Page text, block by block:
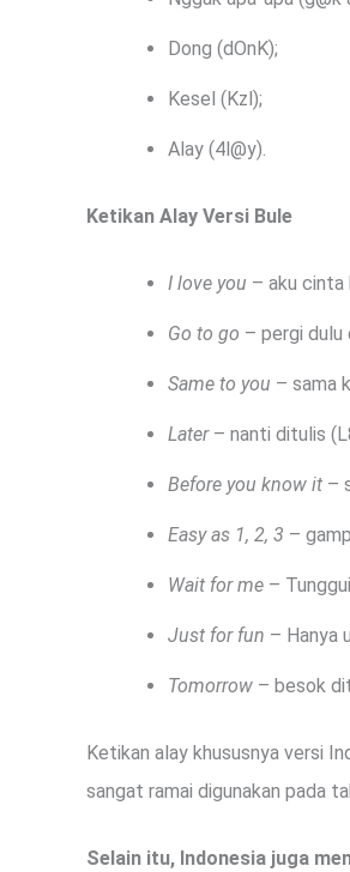
Dong (dOnK);
Kesel (Kzl);
Alay (4l@y).
Ketikan Alay Versi Bule
I love you – aku cinta
Go to go – pergi dulu
Same to you – sama
Later– nanti ditulis
Before you know it –
Easy as 1, 2, 3 –
Wait for me –
Just for fun – Hanya
Tomorrow – besok
Ketikan alay khususnya versi
sangat ramai digunakan pada
Selain itu, Indonesia juga